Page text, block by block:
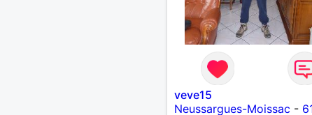
veve15
Neussargues-Moissac -